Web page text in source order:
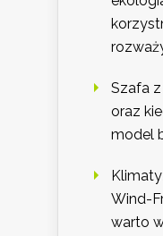
Szafa
oraz
model
Wind-
warto